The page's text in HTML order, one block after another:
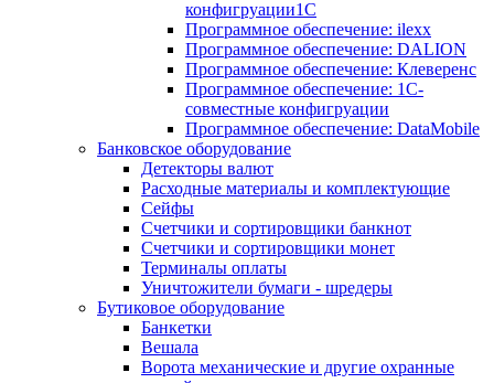
конфигруации1С
Программное обеспечение: ilexx
Программное обеспечение: DALION
Программное обеспечение: Клеверенс
Программное обеспечение: 1С-
совместные конфигруации
Программное обеспечение: DataMobile
Банковское оборудование
Детекторы валют
Расходные материалы и комплектующие
Сейфы
Счетчики и сортировщики банкнот
Счетчики и сортировщики монет
Терминалы оплаты
Уничтожители бумаги - шредеры
Бутиковое оборудование
Банкетки
Вешала
Ворота механические и другие охранные